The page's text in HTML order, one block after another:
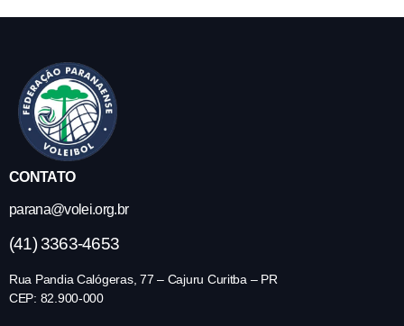
CONTATO
parana@volei.org.br
(41) 3363-4653
Rua Pandia Calógeras, 77 – Cajuru Curitba – PR
CEP: 82.900-000